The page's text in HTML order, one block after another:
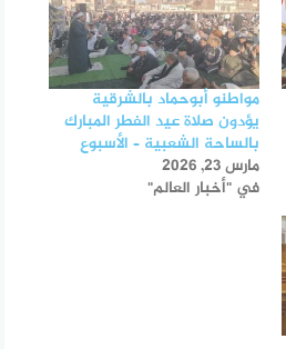
مواطنو أبوحماد بالشرقية
يؤدون صلاة عيد الفطر المبارك
بالساحة الشعبية – الأسبوع
مارس 23, 2026
في "أخبار العالم"